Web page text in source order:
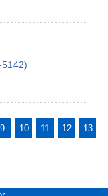
9 10 11 12 13